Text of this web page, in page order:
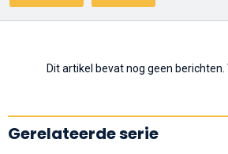
Dit artikel bevat nog geen berichten.
Gerelateerde serie